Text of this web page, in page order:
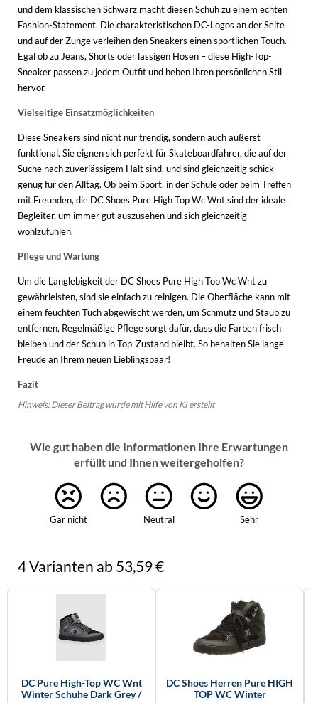
und dem klassischen Schwarz macht diesen Schuh zu einem echten
Fashion-Statement. Die charakteristischen DC-Logos an der Seite
und auf der Zunge verleihen den Sneakers einen sportlichen Touch.
Egal ob zu Jeans, Shorts oder lässigen Hosen – diese High-Top-
Sneaker passen zu jedem Outfit und heben Ihren persönlichen Stil
hervor.
Vielseitige Einsatzmöglichkeiten
Diese Sneakers sind nicht nur trendig, sondern auch äußerst
funktional. Sie eignen sich perfekt für Skateboardfahrer, die auf der
Suche nach zuverlässigem Halt sind, und sind gleichzeitig schick
genug für den Alltag. Ob beim Sport, in der Schule oder beim Treffen
mit Freunden, die DC Shoes Pure High Top Wc Wnt sind der ideale
Begleiter, um immer gut auszusehen und sich gleichzeitig
wohlzufühlen.
Pflege und Wartung
Um die Langlebigkeit der DC Shoes Pure High Top Wc Wnt zu
gewährleisten, sind sie einfach zu reinigen. Die Oberfläche kann mit
einem feuchten Tuch abgewischt werden, um Schmutz und Staub zu
entfernen. Regelmäßige Pflege sorgt dafür, dass die Farben frisch
bleiben und der Schuh in Top-Zustand bleibt. So behalten Sie lange
Freude an Ihrem neuen Lieblingspaar!
Fazit
Hinweis: Dieser Beitrag wurde mit Hilfe von KI erstellt
Wie gut haben die Informationen Ihre Erwartungen
erfüllt und Ihnen weitergeholfen?
Gar nicht Neutral Sehr
4 Varianten ab 53,59 €
DC Pure High-Top WC Wnt
Winter Schuhe Dark Grey /
DC Shoes Herren Pure HIGH
TOP WC Winter